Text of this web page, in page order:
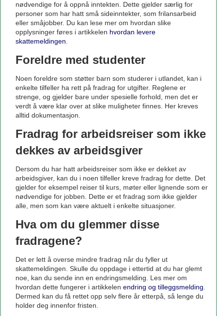
nødvendige for å oppnå inntekten. Dette gjelder særlig for
personer som har hatt små sideinntekter, som frilansarbeid
eller småjobber. Du kan lese mer om hvordan slike
opplysninger føres i artikkelen hvordan levere
skattemeldingen
Foreldre med studenter
Noen foreldre som støtter barn som studerer i utlandet, kan i
enkelte tilfeller ha rett på fradrag for utgifter. Reglene er
strenge, og gjelder bare under spesielle forhold, men det er
verdt å være klar over at slike muligheter finnes. Her kreves
alltid dokumentasjon.
Fradrag for arbeidsreiser som ikke
dekkes av arbeidsgiver
Dersom du har hatt arbeidsreiser som ikke er dekket av
arbeidsgiver, kan du i noen tilfeller kreve fradrag for dette. Det
gjelder for eksempel reiser til kurs, møter eller lignende som er
nødvendige for jobben. Dette er et fradrag som ikke gjelder
alle, men som kan være aktuelt i enkelte situasjoner.
Hva om du glemmer disse
fradragene?
Det er lett å overse mindre fradrag når du fyller ut
skattemeldingen. Skulle du oppdage i ettertid at du har glemt
noe, kan du sende inn en endringsmelding. Les mer om
hvordan dette fungerer i artikkelen endring og tilleggsmelding
Dermed kan du få rettet opp selv flere år etterpå, så lenge du
holder deg innenfor fristen.